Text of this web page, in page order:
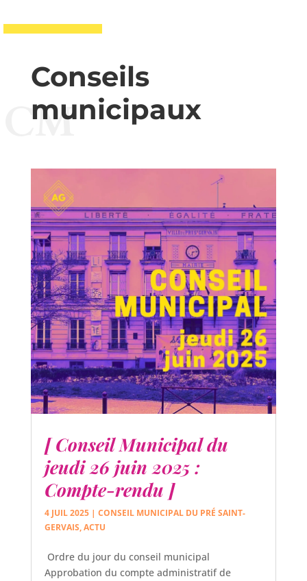
Conseils
municipaux
CM
[ Conseil Municipal du
jeudi 26 juin 2025 :
Compte-rendu ]
4 JUIL 2025| CONSEIL MUNICIPAL DU PRÉ SAINT-
GERVAIS,ACTU
Ordre du jour du conseil municipal
Approbation du compte administratif de